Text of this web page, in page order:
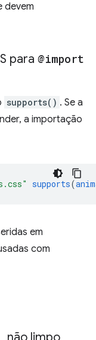
devem
para @import
supports() . Se a
a importação
supports(
em
com